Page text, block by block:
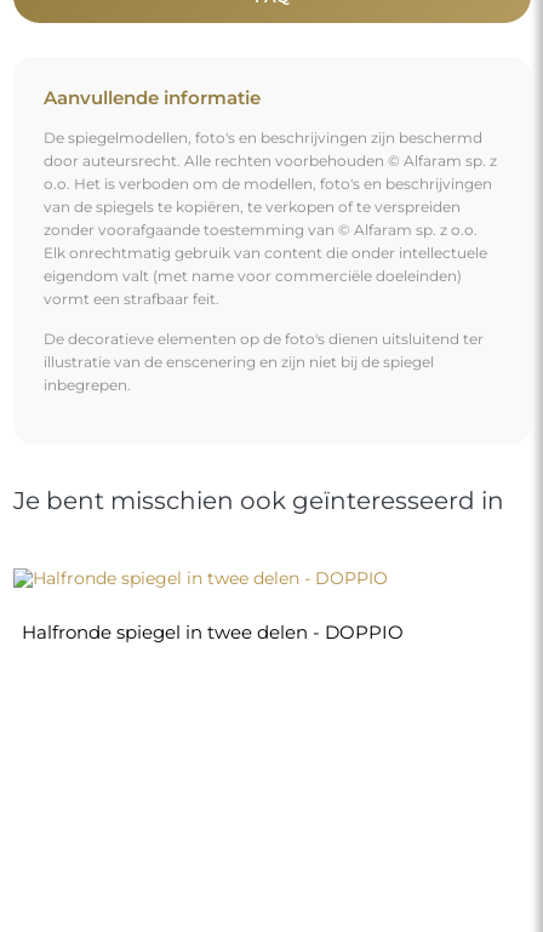
Aanvullende informatie
De spiegelmodellen, foto's en beschrijvingen zijn beschermd
door auteursrecht. Alle rechten voorbehouden © Alfaram sp. z
o.o. Het is verboden om de modellen, foto's en beschrijvingen
van de spiegels te kopiëren, te verkopen of te verspreiden
zonder voorafgaande toestemming van © Alfaram sp. z o.o.
Elk onrechtmatig gebruik van content die onder intellectuele
eigendom valt (met name voor commerciële doeleinden)
vormt een strafbaar feit.
De decoratieve elementen op de foto's dienen uitsluitend ter
illustratie van de enscenering en zijn niet bij de spiegel
inbegrepen.
Je bent misschien ook geïnteresseerd in
Halfronde spiegel in twee delen - DOPPIO